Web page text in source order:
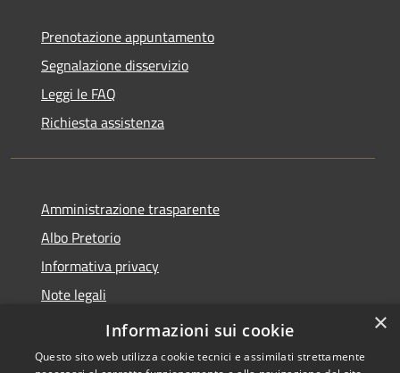
Prenotazione appuntamento
Segnalazione disservizio
Leggi le FAQ
Richiesta assistenza
Amministrazione trasparente
Albo Pretorio
Informativa privacy
Note legali
Dichiarazione di accessibilità
×
Informazioni sui cookie
Questo sito web utilizza cookie tecnici e assimilati strettamente